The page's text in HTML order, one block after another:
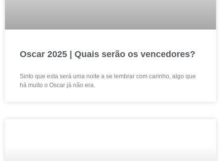
Oscar 2025 | Quais serão os vencedores?
Sinto que esta será uma noite a se lembrar com carinho, algo que
há muito o Oscar já não era.